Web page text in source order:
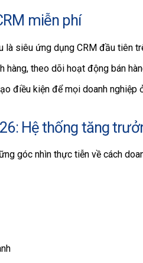
miễn phí
siêu ứng dụng CRM đầu tiên
theo dõi hoạt động bán
điều kiện để mọi doanh nghiệp
Hệ thống tăng
góc nhìn thực tiễn về cách